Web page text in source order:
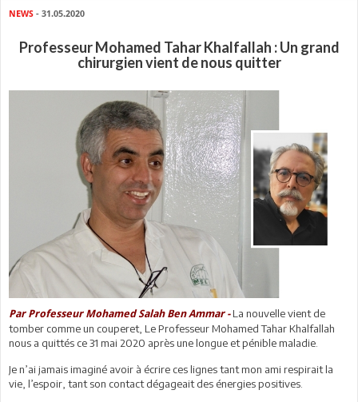
NEWS - 31.05.2020
Professeur Mohamed Tahar Khalfallah : Un grand
chirurgien vient de nous quitter
Par Professeur Mohamed Salah Ben Ammar -La nouvelle vient de
tomber comme un couperet, Le Professeur Mohamed Tahar Khalfallah
nous a quittés ce 31 mai 2020 après une longue et pénible maladie.
Je n’ai jamais imaginé avoir à écrire ces lignes tant mon ami respirait la
vie, l’espoir, tant son contact dégageait des énergies positives.